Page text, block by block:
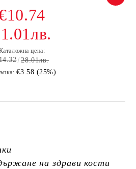
цена:
28.01лв.
€3.58 (25%)
на здрави кости